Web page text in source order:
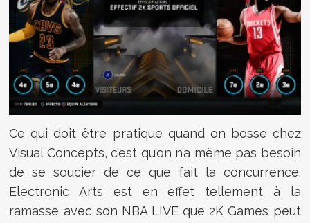
Ce qui doit être pratique quand on bosse chez
Visual Concepts, c’est qu’on n’a même pas besoin
de se soucier de ce que fait la concurrence.
Electronic Arts est en effet tellement à la
ramasse avec son NBA LIVE que 2K Games peut